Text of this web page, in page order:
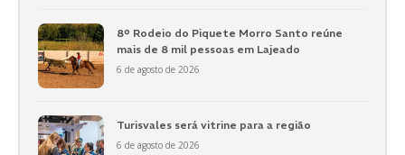
8º Rodeio do Piquete Morro Santo reúne
mais de 8 mil pessoas em Lajeado
6 de agosto de 2026
Turisvales será vitrine para a região
6 de agosto de 2026